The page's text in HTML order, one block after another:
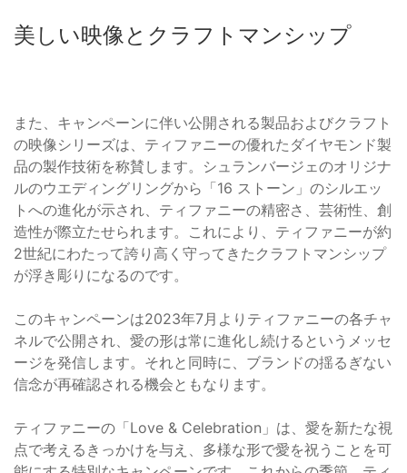
美しい映像とクラフトマンシップ
また、キャンペーンに伴い公開される製品およびクラフト
の映像シリーズは、ティファニーの優れたダイヤモンド製
品の製作技術を称賛します。シュランバージェのオリジナ
ルのウエディングリングから「16 ストーン」のシルエッ
トへの進化が示され、ティファニーの精密さ、芸術性、創
造性が際立たせられます。これにより、ティファニーが約
2世紀にわたって誇り高く守ってきたクラフトマンシップ
が浮き彫りになるのです。
このキャンペーンは2023年7月よりティファニーの各チャ
ネルで公開され、愛の形は常に進化し続けるというメッセ
ージを発信します。それと同時に、ブランドの揺るぎない
信念が再確認される機会ともなります。
ティファニーの「Love & Celebration」は、愛を新たな視
点で考えるきっかけを与え、多様な形で愛を祝うことを可